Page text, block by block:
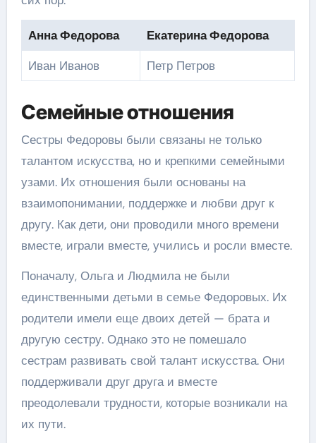
Анна Федорова
Екатерина Федорова
Иван Иванов
Петр Петров
Семейные отношения
Сестры Федоровы были связаны не только
талантом искусства, но и крепкими семейными
узами. Их отношения были основаны на
взаимопонимании, поддержке и любви друг к
другу. Как дети, они проводили много времени
вместе, играли вместе, учились и росли вместе.
Поначалу, Ольга и Людмила не были
единственными детьми в семье Федоровых. Их
родители имели еще двоих детей — брата и
другую сестру. Однако это не помешало
сестрам развивать свой талант искусства. Они
поддерживали друг друга и вместе
преодолевали трудности, которые возникали на
их пути.